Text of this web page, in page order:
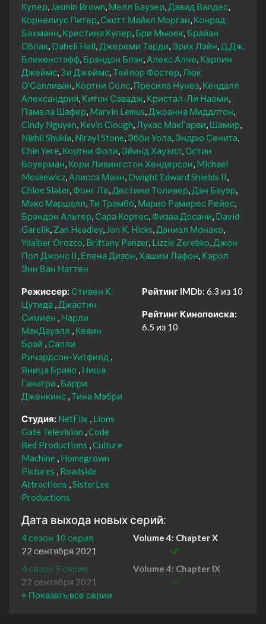
Купер Jasmin Brown Мелл Баузер Дэвид Валдес
Корнелиус Питер Скотт Майкл Морган Конрад
Бахманн Кристина Купер Бри Мьюек Брайан
Облак Daheli Hall Джереми Тарди Эрих Лэйн Д.Дж.
Бликенстафф Брэндон Блэк Алекс Алче Карлин
Джеймс Зи Джеймс Тейлор Фостер Люк
О’Салливан Кортни Солс Пресила Нунез Кендалл
Александрия Китон Сэвадж Кристал-Ли Наоми
Памела Шафер Marvin Lemus Джоанна Миддлтон
Cindy Nguyen Kevin Clough Лукас МакГарви Шамир
Nikhil Shukla Nirayl Stone Эбби Уола Эндрю Сенита
Chin Yere Кортни Фоли Эйинд Хауэлл Остин
Боуерман Кори Ливингстон Хендерсон Michael
Moskewicz Алисса Манн Dwight Edward Shields II
Chloe Slater Фонг Ле Дестини Толивер Дэн Бауэр
Макс Маршалл Ти Трамбо Марио Рамирес Рейес
Брэндон Альтер Сара Кортес Физаа Досани David
Garelik Zan Headley Jon K. Hicks Дэниэл Монако
Ydaiber Orozco Brittany Panzer Lizzie Zerebko Джон
Пол Джонс II Елена Дизон Хашим Лафон Кэрол
Энн Ван Наттен
Режиссер: Стивен К.
Цутида
Джастин
Симиен
Чарли
МакДауэлл
Кевин
Брэй
Салли
Ричардсон-Уитфилд
Яница Браво
Ниша
Ганатра Барри
Дженкинс Тина Мэбри
Студия: NetFlix
Lions
Gate Television Code
Red Productions Culture
Machine Homegrown
Pictures
Roadside
Attractions SisterLee
Productions
Рейтинг IMDb: 6.3 из 10
Рейтинг Кинопоиска:
6.5 из 10
Дата выхода новых серий:
4 сезон 10 серия
Volume 4: Chapter X
22 сентября 2021
4 сезон 9 серия
Volume 4: Chapter IX
22 сентября 2021
4 сезон 8 серия